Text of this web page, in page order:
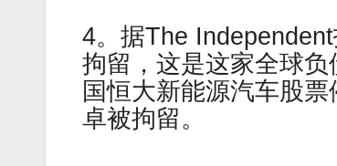
4。据The
拘留，这是这家全球
国恒大新能源汽车股
卓被拘留。